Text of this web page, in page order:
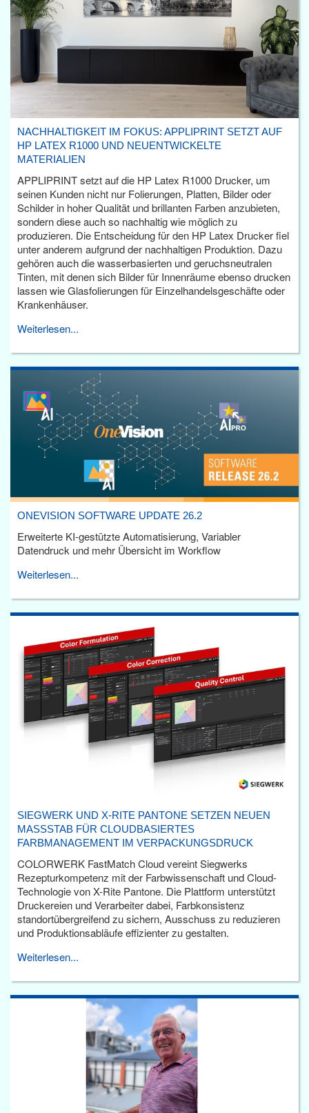
NACHHALTIGKEIT IM FOKUS: APPLIPRINT SETZT AUF
HP LATEX R1000 UND NEUENTWICKELTE
MATERIALIEN
APPLIPRINT setzt auf die HP Latex R1000 Drucker, um
seinen Kunden nicht nur Folierungen, Platten, Bilder oder
Schilder in hoher Qualität und brillanten Farben anzubieten,
sondern diese auch so nachhaltig wie möglich zu
produzieren. Die Entscheidung für den HP Latex Drucker fiel
unter anderem aufgrund der nachhaltigen Produktion. Dazu
gehören auch die wasserbasierten und geruchsneutralen
Tinten, mit denen sich Bilder für Innenräume ebenso drucken
lassen wie Glasfolierungen für Einzelhandelsgeschäfte oder
Krankenhäuser.
Weiterlesen...
ONEVISION SOFTWARE UPDATE 26.2
Erweiterte KI-gestützte Automatisierung, Variabler
Datendruck und mehr Übersicht im Workflow
Weiterlesen...
SIEGWERK UND X-RITE PANTONE SETZEN NEUEN
MASSSTAB FÜR CLOUDBASIERTES F
ARBMANAGEMENT IM VERPACKUNGSDRUCK
COLORWERK FastMatch Cloud vereint Siegwerks
Rezepturkompetenz mit der Farbwissenschaft und Cloud-
Technologie von X-Rite Pantone. Die Plattform unterstützt
Druckereien und Verarbeiter dabei, Farbkonsistenz
standortübergreifend zu sichern, Ausschuss zu reduzieren
und Produktionsabläufe effizienter zu gestalten.
Weiterlesen...